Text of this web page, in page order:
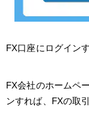
FX口座にログイン
FX会社のホームペ
ンすれば、FXの取